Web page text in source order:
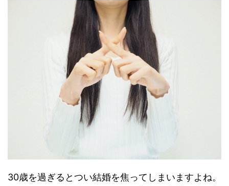
30歳を過ぎるとつい結婚を焦ってしまいますよね。